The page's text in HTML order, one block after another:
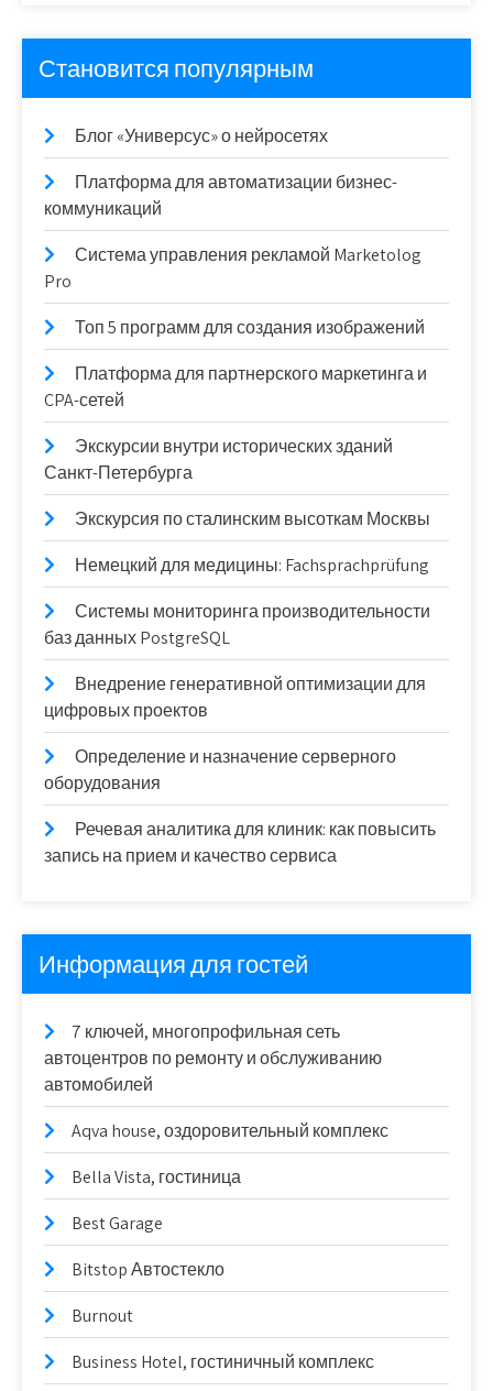
Становится популярным
Блог «Универсус» о нейросетях
Платформа для автоматизации бизнес-
коммуникаций
Система управления рекламой Marketolog
Pro
Топ 5 программ для создания изображений
Платформа для партнерского маркетинга и
CPA-сетей
Экскурсии внутри исторических зданий
Санкт-Петербурга
Экскурсия по сталинским высоткам Москвы
Немецкий для медицины: Fachsprachprüfung
Системы мониторинга производительности
баз данных PostgreSQL
Внедрение генеративной оптимизации для
цифровых проектов
Определение и назначение серверного
оборудования
Речевая аналитика для клиник: как повысить
запись на прием и качество сервиса
Информация для гостей
7 ключей, многопрофильная сеть
автоцентров по ремонту и обслуживанию
автомобилей
Aqva house, оздоровительный комплекс
Bella Vista, гостиница
Best Garage
Bitstop Автостекло
Burnout
Business Hotel, гостиничный комплекс